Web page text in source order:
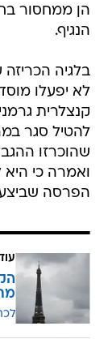
הן ממחסור
הנגיף.
בלגיה
לא יפעלו
קנצלרית
להטיל סגר
שהוכרזו
ואמרה כי
הפרסה